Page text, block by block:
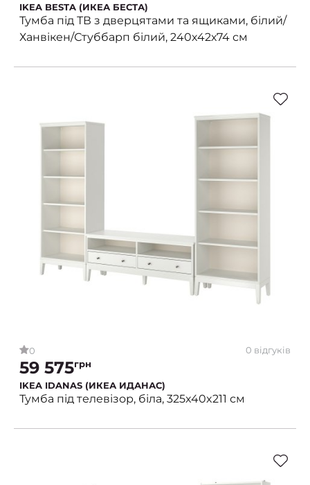
IKEA BESTA (ИКЕА БЕСТА)
Тумба під ТВ з дверцятами та ящиками, білий/
Ханвікен/Стуббарп білий, 240х42х74 см
0 0 відгуків
59 575грн
IKEA IDANAS (ИКЕА ИДАНАС)
Тумба під телевізор, біла, 325x40x211 см